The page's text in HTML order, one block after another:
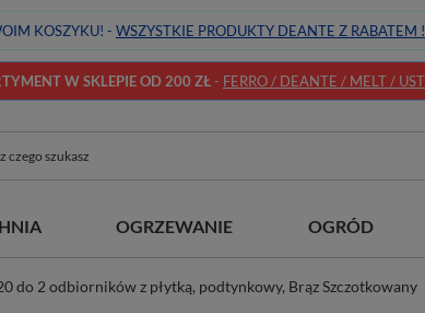
KOSZYKU! - WSZYSTKIE PRODUKTY DEANTE Z RABATEM !
W SKLEPIE OD 200 ZŁ- FERRO / DEANTE / MELT /
OGRZEWANIE OGRÓD
do 2 odbiorników z płytką, podtynkowy, Brąz Szczotkowany